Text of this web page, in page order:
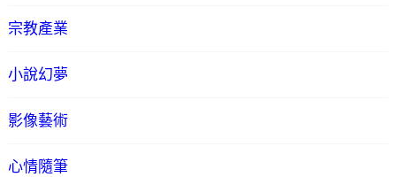
宗教產業
小說幻夢
影像藝術
心情隨筆